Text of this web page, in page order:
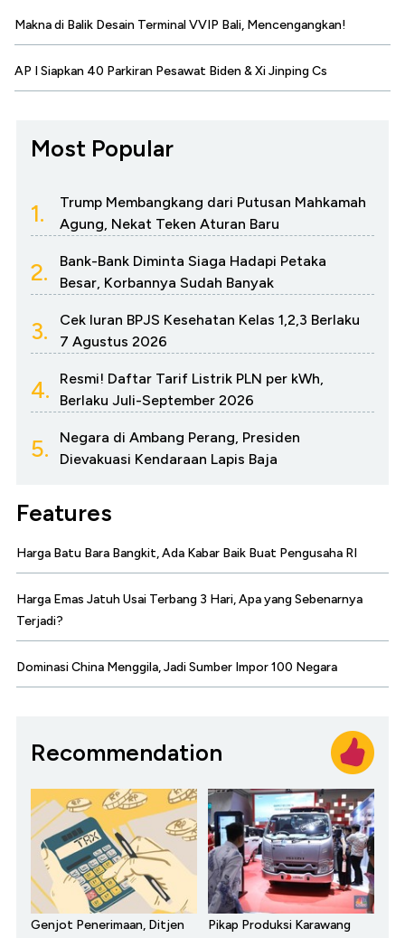
Makna di Balik Desain Terminal VVIP Bali, Mencengangkan!
AP I Siapkan 40 Parkiran Pesawat Biden & Xi Jinping Cs
Most Popular
1.
Trump Membangkang dari Putusan Mahkamah
Agung, Nekat Teken Aturan Baru
2.
Bank-Bank Diminta Siaga Hadapi Petaka
Besar, Korbannya Sudah Banyak
3.
Cek Iuran BPJS Kesehatan Kelas 1,2,3 Berlaku
7 Agustus 2026
4.
Resmi! Daftar Tarif Listrik PLN per kWh,
Berlaku Juli-September 2026
5.
Negara di Ambang Perang, Presiden
Dievakuasi Kendaraan Lapis Baja
Features
Harga Batu Bara Bangkit, Ada Kabar Baik Buat Pengusaha RI
Harga Emas Jatuh Usai Terbang 3 Hari, Apa yang Sebenarnya
Terjadi?
Dominasi China Menggila, Jadi Sumber Impor 100 Negara
Recommendation
Genjot Penerimaan, Ditjen
Pikap Produksi Karawang